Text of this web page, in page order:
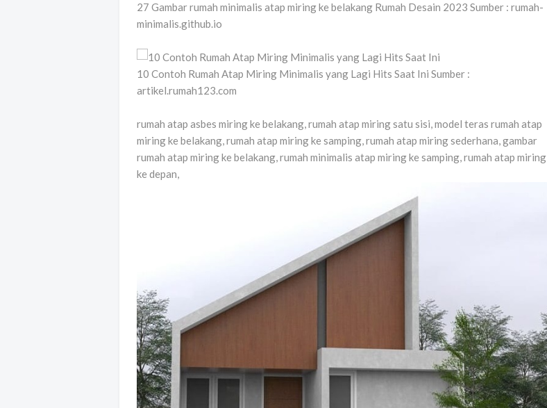
27 Gambar rumah minimalis atap miring ke belakang Rumah Desain 2023 Sumber : rumah-
minimalis.github.io
10 Contoh Rumah Atap Miring Minimalis yang Lagi Hits Saat Ini Sumber :
artikel.rumah123.com
rumah atap asbes miring ke belakang, rumah atap miring satu sisi, model teras rumah atap
miring ke belakang, rumah atap miring ke samping, rumah atap miring sederhana, gambar
rumah atap miring ke belakang, rumah minimalis atap miring ke samping, rumah atap miring
ke depan,